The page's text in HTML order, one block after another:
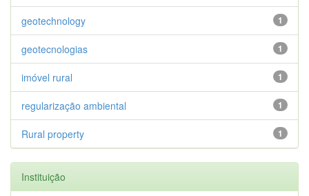
1
geotechnology
1
geotecnologias
1
imóvel rural
1
regularização ambiental
1
Rural property
Instituição